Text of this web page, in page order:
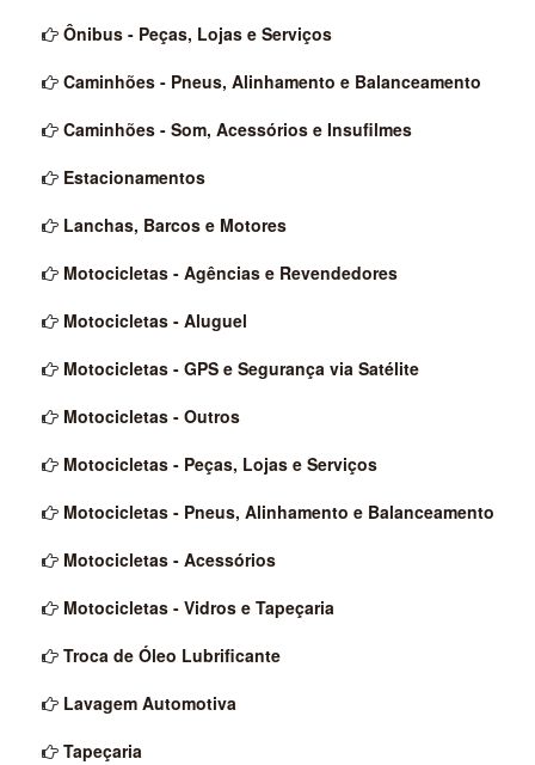
Ônibus - Peças, Lojas e Serviços
Caminhões - Pneus, Alinhamento e Balanceamento
Caminhões - Som, Acessórios e Insufilmes
Estacionamentos
Lanchas, Barcos e Motores
Motocicletas - Agências e Revendedores
Motocicletas - Aluguel
Motocicletas - GPS e Segurança via Satélite
Motocicletas - Outros
Motocicletas - Peças, Lojas e Serviços
Motocicletas - Pneus, Alinhamento e Balanceamento
Motocicletas - Acessórios
Motocicletas - Vidros e Tapeçaria
Troca de Óleo Lubrificante
Lavagem Automotiva
Tapeçaria